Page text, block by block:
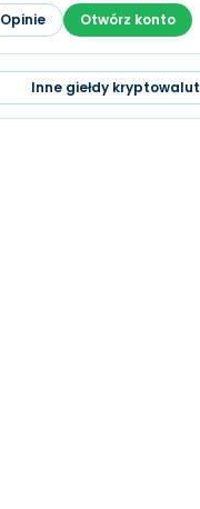
Opinie Otwórz konto
Inne giełdy kryptowalut